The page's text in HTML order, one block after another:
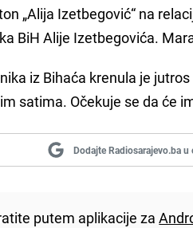
„Alija Izetbegović“ na
BiH Alije Izetbegovića.
iz Bihaća krenula je
satima. Očekuje se da će
Dodajte Radiosarajevo.ba
putem aplikacije za